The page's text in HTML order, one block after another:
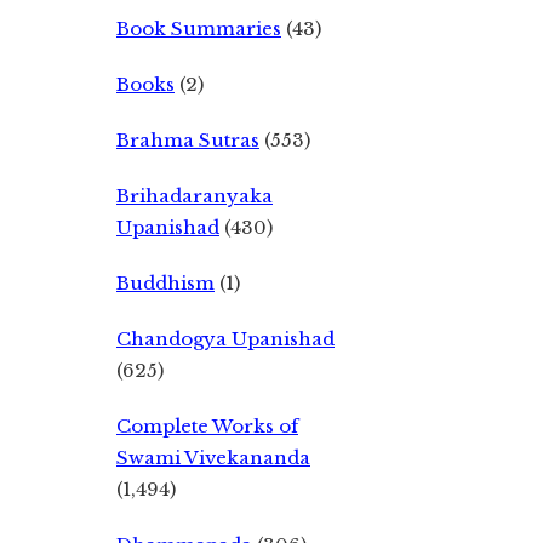
Book Summaries (43)
Books (2)
Brahma Sutras (553)
Brihadaranyaka
Upanishad (430)
Buddhism (1)
Chandogya Upanishad
(625)
Complete Works of
Swami Vivekananda
(1,494)